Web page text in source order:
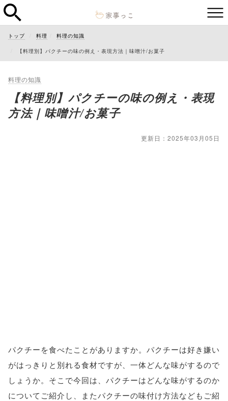
トップ 料理 料理の知識
【料理別】パクチーの味の例え・表現方法｜味噌汁/お菓子
料理の知識
【料理別】パクチーの味の例え・表現
方法｜味噌汁/お菓子
更新日：2025年03月05日
パクチーを食べたことがありますか。パクチーは好き嫌い
がはっきりと別れる食材ですが、一体どんな味がするので
しょうか。そこで今回は、パクチーはどんな味がするのか
についてご紹介し、またパクチーの味付け方法などもご紹